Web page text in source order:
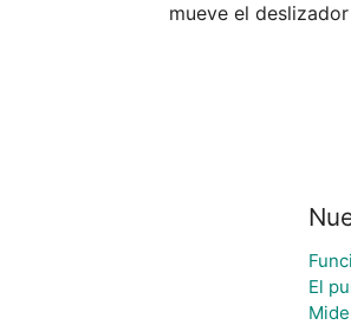
mueve el deslizador
El